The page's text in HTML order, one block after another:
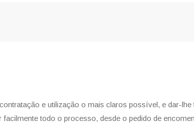
e utilização o mais claros possível, e dar-
todo o processo, desde o pedido de